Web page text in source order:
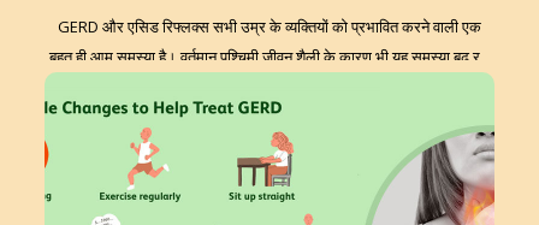
GERD और एसिड रिफ्लक्स सभी उम्र के व्यक्तियों को प्रभावित करने वाली एक
बहुत ही आम समस्या है। वर्तमान पश्चिमी जीवन शैली के कारण भी यह समस्या बढ़ रही
होगी। इस सब के बावजूद अंत में कई मरीजों को सर्जरी की जरूरत भी हो सकती है।
एसिड रिफ्लक्स के मरीजों में हायेट्स हर्निया का होना एक महत्वपूर्ण कारण है, जो सर्जरी
को आवश्यक बना सकता है। इस GERD/ हायेटस हर्निया/ एसिड रिफ्लक्स की सर्जरी
की आवश्यकता हो ऐसे सभी मरीजों के लिए, यहां, सर्जरी की पूरी प्रक्रिया को समझने